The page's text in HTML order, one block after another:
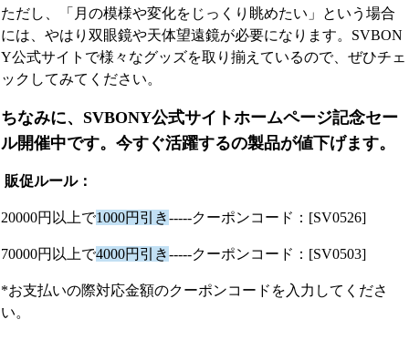
ただし、「月の模様や変化をじっくり眺めたい」という場合
には、やはり双眼鏡や天体望遠鏡が必要になります。SVBON
Y公式サイトで様々なグッズを取り揃えているので、ぜひチェ
ックしてみてください。
ちなみに、SVBONY公式サイトホームページ記念セー
ル開催中です。今すぐ活躍するの製品が値下げます。
販促ルール：
20000円以上で1000円引き-----クーポンコード：[SV0526]
70000円以上で4000円引き-----クーポンコード：[SV0503]
*お支払いの際対応金額のクーポンコードを入力してくださ
い。